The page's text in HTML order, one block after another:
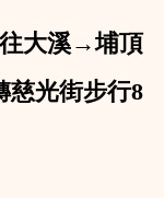
大溪→埔頂
光街步行8